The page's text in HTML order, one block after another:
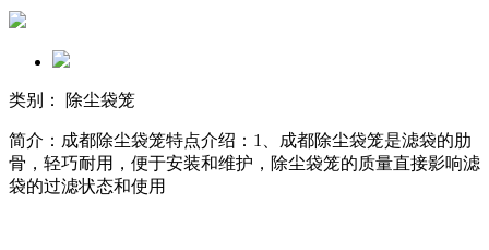
类别： 除尘袋笼
简介：成都除尘袋笼特点介绍：1、成都除尘袋笼是滤袋的肋
骨，轻巧耐用，便于安装和维护，除尘袋笼的质量直接影响滤
袋的过滤状态和使用